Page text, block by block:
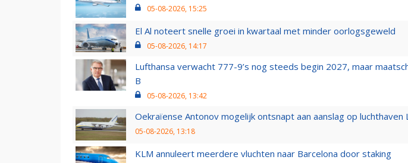
05-08-2026, 15:25
El Al noteert snelle groei in kwartaal met minder oorlogsgeweld
05-08-2026, 14:17
Lufthansa verwacht 777-9’s nog steeds begin 2027, maar
B
05-08-2026, 13:42
Oekraïense Antonov mogelijk ontsnapt aan aanslag op luchthaven
05-08-2026, 13:18
KLM annuleert meerdere vluchten naar Barcelona door staking